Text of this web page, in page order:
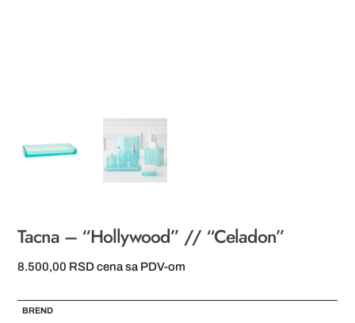
Tacna – “Hollywood” // “Celadon”
8.500,00 RSD cena sa PDV-om
BREND